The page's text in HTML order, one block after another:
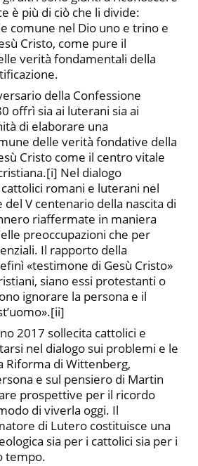
è più di ciò che li divide:
comune nel Dio uno e trino e
Cristo, come pure il
verità fondamentali della
della Confessione
offrì sia ai luterani sia ai
di elaborare una
delle verità fondative della
Cristo come il centro vitale
[i] Nel dialogo
romani e luterani nel
del V centenario della nascita di
riaffermate in maniera
preoccupazioni che per
Il rapporto della
«testimone di Gesù Cristo»
siano essi protestanti o
ignorare la persona e il
[ii]
2017 sollecita cattolici e
nel dialogo sui problemi e le
Riforma di Wittenberg,
e sul pensiero di Martin
prospettive per il ricordo
di viverla oggi. Il
di Lutero costituisce una
sia per i cattolici sia per i
tempo.